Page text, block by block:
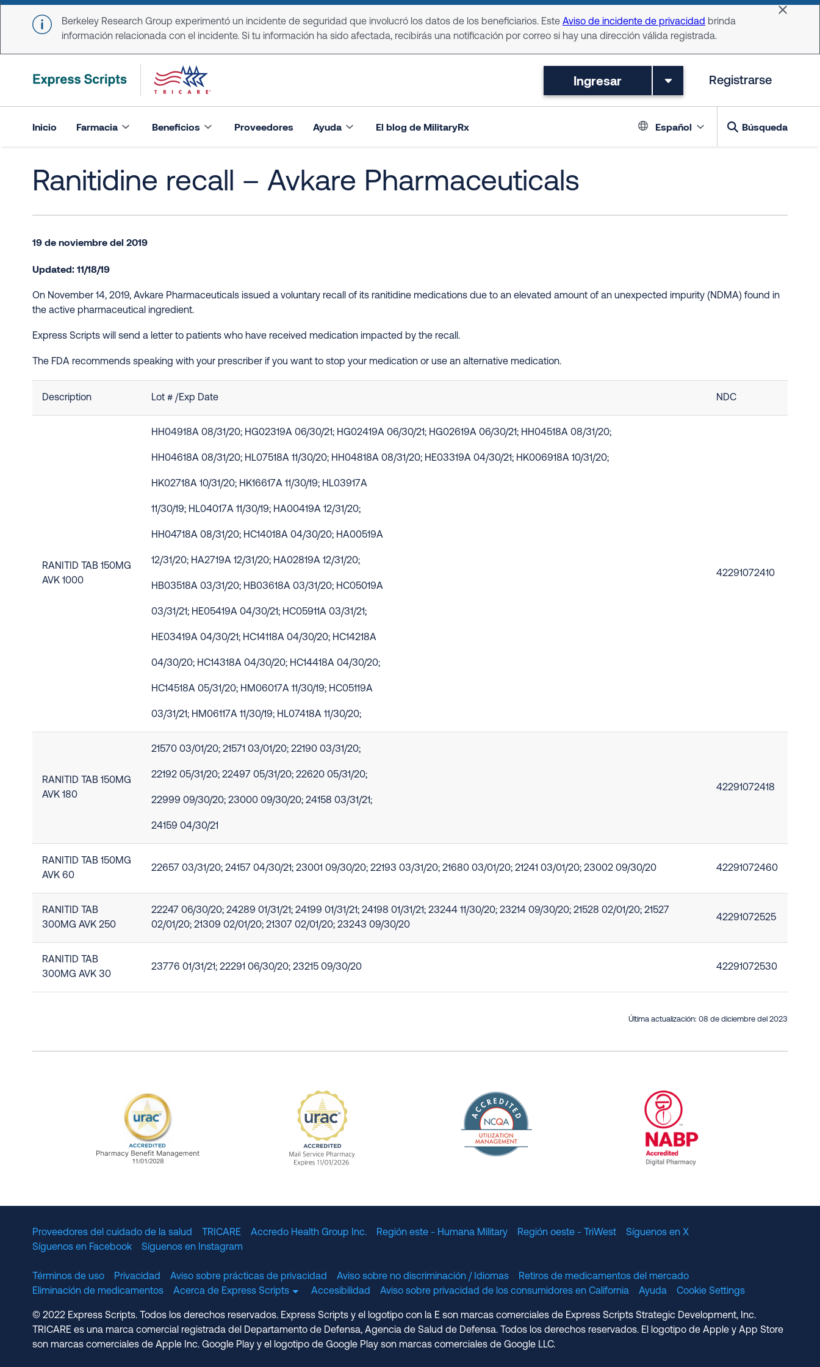
Skip to main content
Berkeley Research Group experimentó un incidente de seguridad que involucró los datos de los beneficiarios. Este Aviso de incidente de privacidad brinda
información relacionada con el incidente. Si tu información ha sido afectada, recibirás una notificación por correo si hay una dirección válida registrada.
Dismiss
Ingresar Registrarse
Inicio Farmacia Beneficios Proveedores Ayuda El blog de MilitaryRx Language
Español Búsqueda
Ranitidine recall – Avkare Pharmaceuticals
19 de noviembre del 2019
Updated: 11/18/19
On November 14, 2019, Avkare Pharmaceuticals issued a voluntary recall of its ranitidine medications due to an elevated amount of an unexpected impurity (NDMA) found in
the active pharmaceutical ingredient.
Express Scripts will send a letter to patients who have received medication impacted by the recall.
The FDA recommends speaking with your prescriber if you want to stop your medication or use an alternative medication.
Description Lot # /Exp Date NDC
RANITID TAB 150MG
AVK 1000
HH04918A 08/31/20; HG02319A 06/30/21; HG02419A 06/30/21; HG02619A 06/30/21; HH04518A 08/31/20;
HH04618A 08/31/20; HL07518A 11/30/20; HH04818A 08/31/20; HE03319A 04/30/21; HK006918A 10/31/20;
HK02718A 10/31/20; HK16617A 11/30/19; HL03917A
11/30/19; HL04017A 11/30/19; HA00419A 12/31/20;
HH04718A 08/31/20; HC14018A 04/30/20; HA00519A
12/31/20; HA2719A 12/31/20; HA02819A 12/31/20;
HB03518A 03/31/20; HB03618A 03/31/20; HC05019A
03/31/21; HE05419A 04/30/21; HC05911A 03/31/21;
HE03419A 04/30/21; HC14118A 04/30/20; HC14218A
04/30/20; HC14318A 04/30/20; HC14418A 04/30/20;
HC14518A 05/31/20; HM06017A 11/30/19; HC05119A
03/31/21; HM06117A 11/30/19; HL07418A 11/30/20;
42291072410
RANITID TAB 150MG
AVK 180
21570 03/01/20; 21571 03/01/20; 22190 03/31/20;
22192 05/31/20; 22497 05/31/20; 22620 05/31/20;
22999 09/30/20; 23000 09/30/20; 24158 03/31/21;
24159 04/30/21
42291072418
RANITID TAB 150MG
AVK 60
22657 03/31/20; 24157 04/30/21; 23001 09/30/20; 22193 03/31/20; 21680 03/01/20; 21241 03/01/20; 23002 09/30/20 42291072460
RANITID TAB
300MG AVK 250
22247 06/30/20; 24289 01/31/21; 24199 01/31/21; 24198 01/31/21; 23244 11/30/20; 23214 09/30/20; 21528 02/01/20; 21527
02/01/20; 21309 02/01/20; 21307 02/01/20; 23243 09/30/20
42291072525
RANITID TAB
300MG AVK 30
23776 01/31/21; 22291 06/30/20; 23215 09/30/20 42291072530
Última actualización: 08 de diciembre del 2023
Proveedores del cuidado de la salud TRICARE Accredo Health Group Inc. Región este - Humana Military Región oeste - TriWest
Síguenos en X
Síguenos en Facebook
Síguenos en Instagram
Términos de uso Privacidad Aviso sobre prácticas de privacidad Aviso sobre no discriminación / Idiomas
Retiros de medicamentos del mercado
Eliminación de medicamentos
Acerca de Express Scripts Accesibilidad Aviso sobre privacidad de los consumidores en California Ayuda Cookie Settings
© 2022 Express Scripts. Todos los derechos reservados. Express Scripts y el logotipo con la E son marcas comerciales de Express Scripts Strategic Development, Inc.
TRICARE es una marca comercial registrada del Departamento de Defensa, Agencia de Salud de Defensa. Todos los derechos reservados. El logotipo de Apple y App Store
son marcas comerciales de Apple Inc. Google Play y el logotipo de Google Play son marcas comerciales de Google LLC.